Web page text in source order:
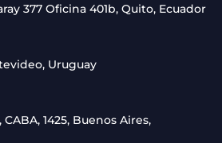
377 Oficina 401b, Quito, Ecuador
Uruguay
1425, Buenos Aires,